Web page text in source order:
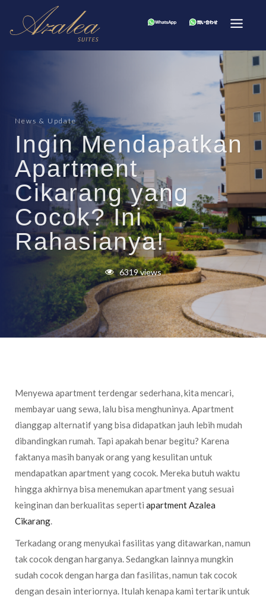
News & Update
Ingin Mendapatkan
Apartment
Cikarang yang
Cocok? Ini
Rahasianya!
6319 views
Menyewa apartment terdengar sederhana, kita mencari,
membayar uang sewa, lalu bisa menghuninya. Apartment
dianggap alternatif yang bisa didapatkan jauh lebih mudah
dibandingkan rumah. Tapi apakah benar begitu? Karena
faktanya masih banyak orang yang kesulitan untuk
mendapatkan apartment yang cocok. Mereka butuh waktu
hingga akhirnya bisa menemukan apartment yang sesuai
keinginan dan berkualitas seperti apartment Azalea
Cikarang.
Terkadang orang menyukai fasilitas yang ditawarkan, namun
tak cocok dengan harganya. Sedangkan lainnya mungkin
sudah cocok dengan harga dan fasilitas, namun tak cocok
dengan desain interiornya. Itulah kenapa kami tertarik untuk